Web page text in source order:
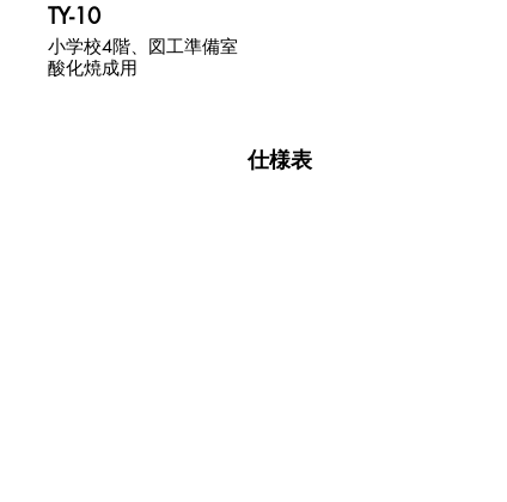
TY-10
小学校4階、図工準備室
酸化焼成用
​仕様表